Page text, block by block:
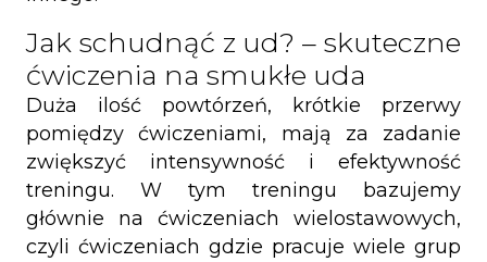
Jak schudnąć z ud? – skuteczne
ćwiczenia na smukłe uda
Duża ilość powtórzeń, krótkie przerwy
pomiędzy ćwiczeniami, mają za zadanie
zwiększyć intensywność i efektywność
treningu. W tym treningu bazujemy
głównie na ćwiczeniach wielostawowych,
czyli ćwiczeniach gdzie pracuje wiele grup